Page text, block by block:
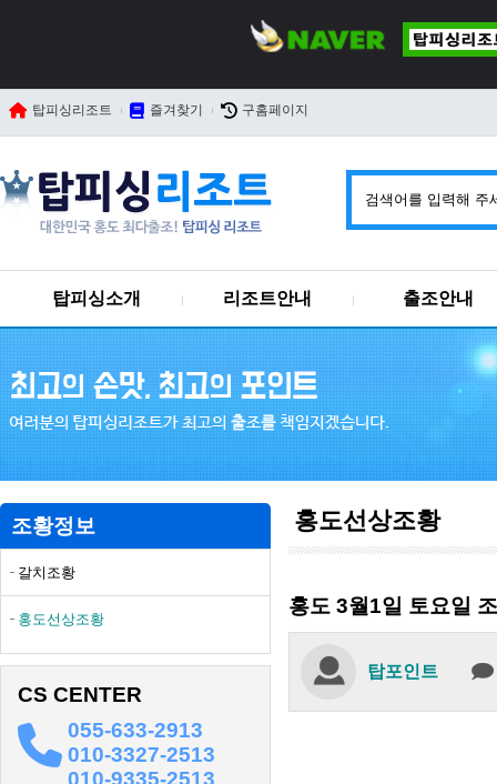
탑피싱리조트 즐겨찾기 구홈페이지
탑피싱소개 리조트안내 출조안내
홍도선상조황
조황정보
갈치조황
홍도선상조황
CS CENTER
055-633-2913
010-3327-2513
010-9335-2513
홍도 3월1일 토요일
탑포인트